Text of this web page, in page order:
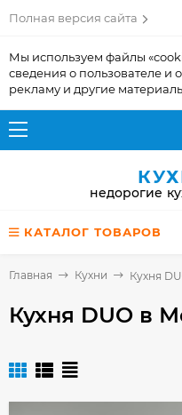
Полная версия сайта
Мы используем файлы
сведения о пользователе и
рекламу и другие
недорогие
КАТАЛОГ ТОВАРОВ
Главная Кухни Кухня
Кухня DUO в